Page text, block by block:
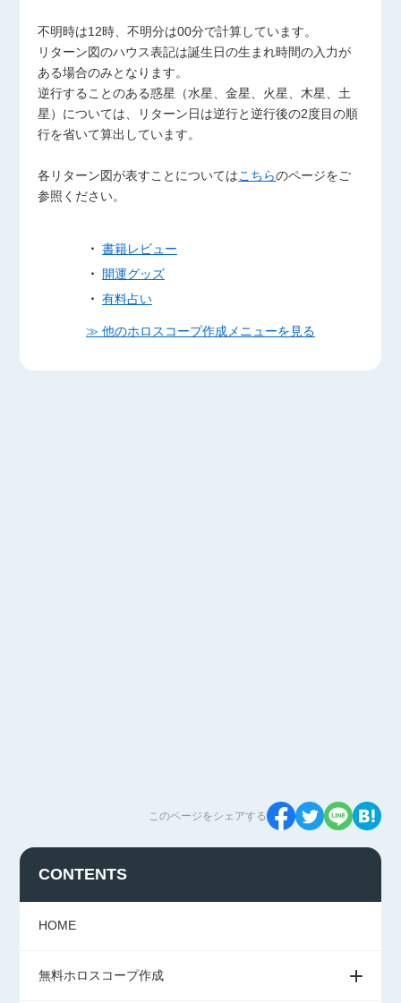
不明時は12時、不明分は00分で計算しています。
リターン図のハウス表記は誕生日の生まれ時間の入力が
ある場合のみとなります。
逆行することのある惑星（水星、金星、火星、木星、土
星）については、リターン日は逆行と逆行後の2度目の順
行を省いて算出しています。
各リターン図が表すことについてはこちらのページをご
参照ください。
・ 書籍レビュー
・
開運グッズ
・ 有料占い
≫ 他のホロスコープ作成メニューを見る
このページをシェアする
CONTENTS
HOME
無料ホロスコープ作成